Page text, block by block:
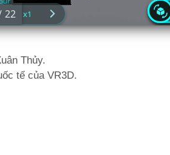
Thủy.
tế của VR3D.